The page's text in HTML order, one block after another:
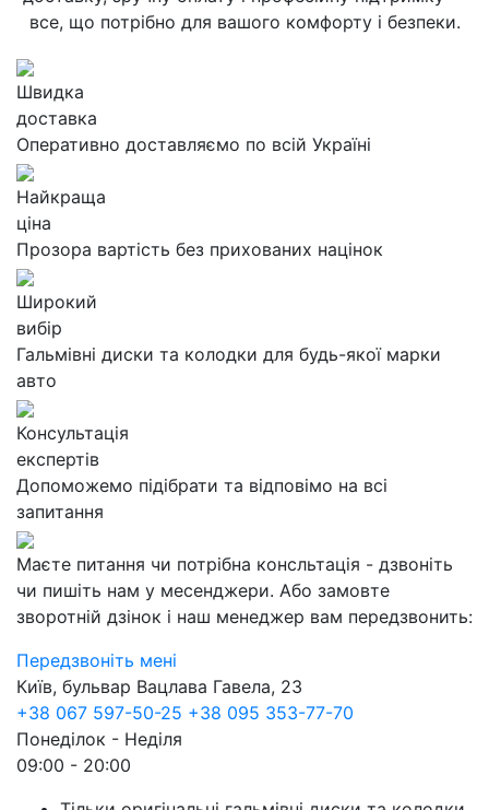
все, що потрібно для вашого комфорту і безпеки.
Швидка
доставка
Оперативно доставляємо по всій Україні
Найкраща
ціна
Прозора вартість без прихованих націнок
Широкий
вибір
Гальмівні диски та колодки для будь-якої марки
авто
Консультація
експертів
Допоможемо підібрати та відповімо на всі
запитання
Маєте питання чи потрібна консльтація - дзвоніть
чи пишіть нам у месенджери. Або замовте
зворотній дзінок і наш менеджер вам передзвонить:
Передзвоніть мені
Київ, бульвар Вацлава Гавела, 23
+38 067 597-50-25 +38 095 353-77-70
Понеділок - Неділя
09:00 - 20:00